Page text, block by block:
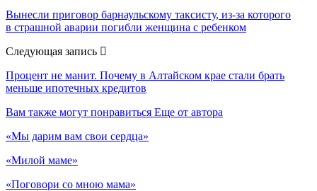
Вынесли приговор барнаульскому таксисту, из-за которого
в страшной аварии погибли женщина с ребенком
Следующая запись
Процент не манит. Почему в Алтайском крае стали брать
меньше ипотечных кредитов
Вам также могут понравиться Еще от автора
«Мы дарим вам свои сердца»
«Милой маме»
«Поговори со мною мама»